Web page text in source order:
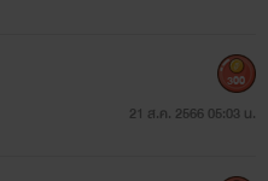
ยุดหาคู่ให้ผมไหมครับ” ชาย
เคยต่อต้านคุณแม่ได้เลยเรื่อง
21 ส.ค. 2566 05:03 น.
300